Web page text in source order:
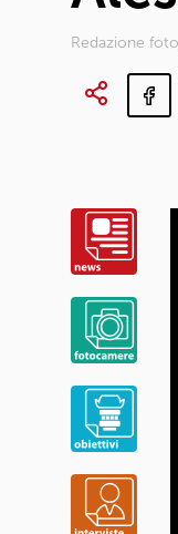
Redazione